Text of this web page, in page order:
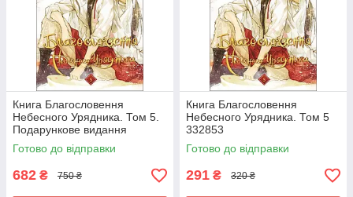
Книга Благословення
Небесного Урядника. Том 5.
Подарункове видання
332854
Готово до відправки
682 ₴ 750 ₴
Книга Благословення
Небесного Урядника. Том 5
332853
Готово до відправки
291 ₴ 320 ₴